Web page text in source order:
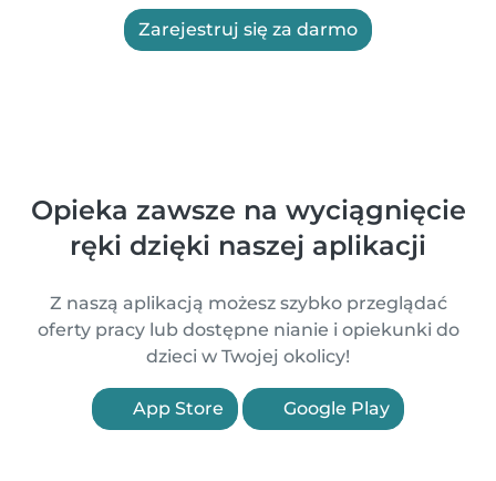
Zarejestruj się za darmo
Opieka zawsze na wyciągnięcie
ręki dzięki naszej aplikacji
Z naszą aplikacją możesz szybko przeglądać
oferty pracy lub dostępne nianie i opiekunki do
dzieci w Twojej okolicy!
App Store Google Play